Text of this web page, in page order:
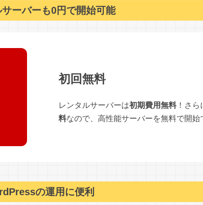
サーバーも0円で開始可能
初回無料
レンタルサーバーは初期費用無料！さら
料なので、高性能サーバーを無料で開始
の運用に便利